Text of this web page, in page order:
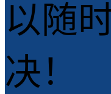
以随
决！